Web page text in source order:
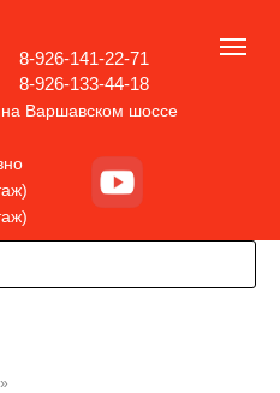
Варшавском шоссе
8-926-141-22-71
8-926-133-44-18
»